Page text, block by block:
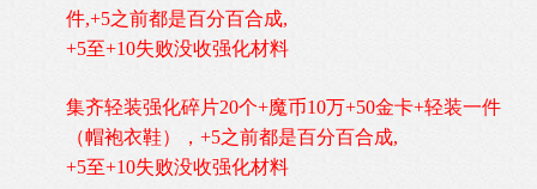
件,+5之前都是百分百合成,
+5至+10失败没收强化材料
集齐轻装强化碎片20个+魔币10万+50金卡+轻装一件
（帽袍衣鞋），+5之前都是百分百合成,
+5至+10失败没收强化材料